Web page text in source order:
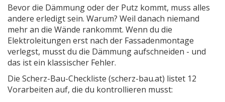
Bevor die Dämmung oder der Putz kommt, muss alles
andere erledigt sein. Warum? Weil danach niemand
mehr an die Wände rankommt. Wenn du die
Elektroleitungen erst nach der Fassadenmontage
verlegst, musst du die Dämmung aufschneiden - und
das ist ein klassischer Fehler.
Die Scherz-Bau-Checkliste (scherz-bau.at) listet 12
Vorarbeiten auf, die du kontrollieren musst: